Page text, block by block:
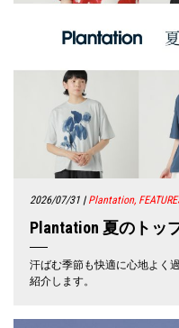
2026/07/31 | Plantation,
Plantation 夏のトッ
汗ばむ季節も快適に心地よく
紹介します。